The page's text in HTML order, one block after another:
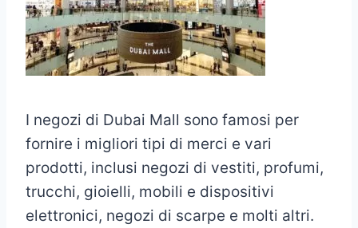
I negozi di Dubai Mall sono famosi per
fornire i migliori tipi di merci e vari
prodotti, inclusi negozi di vestiti, profumi,
trucchi, gioielli, mobili e dispositivi
elettronici, negozi di scarpe e molti altri.